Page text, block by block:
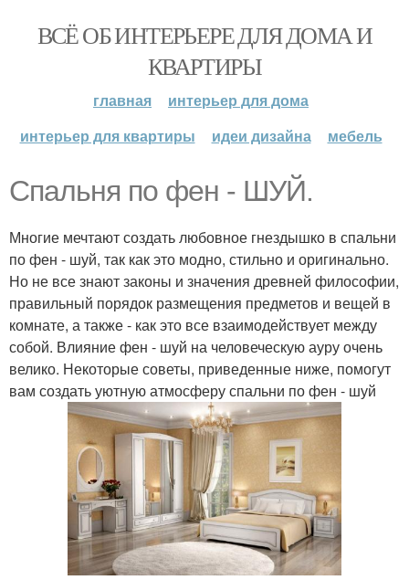
ВСЁ ОБ ИНТЕРЬЕРЕ ДЛЯ ДОМА И
КВАРТИРЫ
главная
интерьер для дома
интерьер для квартиры
идеи дизайна мебель
Спальня по фен - ШУЙ.
Многие мечтают создать любовное гнездышко в спальни
по фен - шуй, так как это модно, стильно и оригинально.
Но не все знают законы и значения древней философии,
правильный порядок размещения предметов и вещей в
комнате, а также - как это все взаимодействует между
собой. Влияние фен - шуй на человеческую ауру очень
велико. Некоторые советы, приведенные ниже, помогут
вам создать уютную атмосферу спальни по фен - шуй